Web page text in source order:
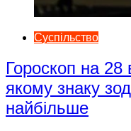
Суспільство
Гороскоп на 28
якому знаку
найбільше